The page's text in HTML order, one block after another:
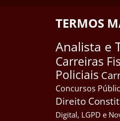
TERMOS
Analista e
Carreiras
Policiais
Concursos
Direito
Digital, LGPD e